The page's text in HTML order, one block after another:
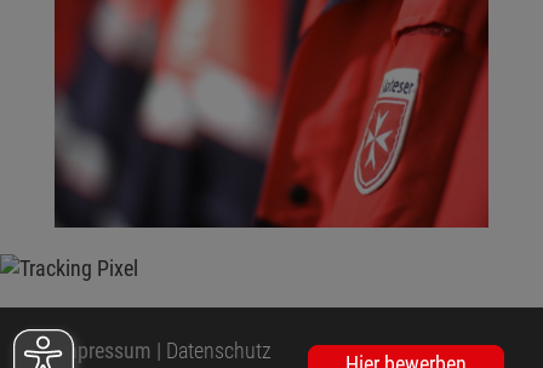
Impressum | Datenschutz